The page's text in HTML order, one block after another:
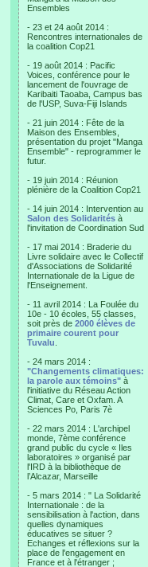
Ensembles
- 23 et 24 août 2014 :
Rencontres internationales de
la coalition Cop21
- 19 août 2014 : Pacific
Voices, conférence pour le
lancement de l'ouvrage de
Karibaiti Taoaba, Campus bas
de l'USP, Suva-Fiji Islands
- 21 juin 2014 : Fête de la
Maison des Ensembles,
présentation du projet "Manga
Ensemble" - reprogrammer le
futur.
- 19 juin 2014 : Réunion
plénière de la Coalition Cop21
- 14 juin 2014 : Intervention au
Salon des Solidarités à
l'invitation de Coordination Sud
- 17 mai 2014 : Braderie du
Livre solidaire avec le Collectif
d'Associations de Solidarité
Internationale de la Ligue de
l'Enseignement.
- 11 avril 2014 : La Foulée du
10e - 10 écoles, 55 classes,
soit près de 2000 élèves de
primaire courent pour
Tuvalu
- 24 mars 2014 :
"Changements climatiques:
la parole aux témoins" à
l'initiative du Réseau Action
Climat, Care et Oxfam. A
Sciences Po, Paris 7è
- 22 mars 2014 : L'archipel
monde, 7ème conférence
grand public du cycle « Iles
laboratoires » organisé par
l'IRD à la bibliothèque de
l’Alcazar, Marseille
- 5 mars 2014 : " La Solidarité
Internationale : de la
sensibilisation à l'action, dans
quelles dynamiques
éducatives se situer ?
Echanges et réflexions sur la
place de l'engagement en
France et à l'étranger ;